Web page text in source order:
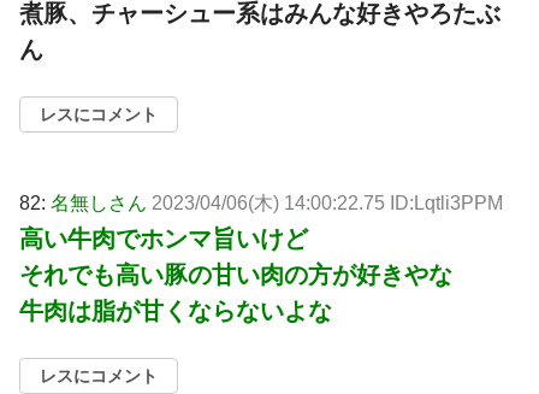
煮豚、チャーシュー系はみんな好きやろたぶ
ん
レスにコメント
82: 名無しさん 2023/04/06(木) 14:00:22.75 ID:Lqtli3PPM
高い牛肉でホンマ旨いけど
それでも高い豚の甘い肉の方が好きやな
牛肉は脂が甘くならないよな
レスにコメント